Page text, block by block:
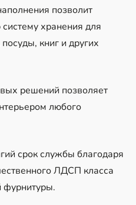
позволит
хранения для
книг и других
решений позволяет
любого
срок службы благодаря
ЛДСП класса
фурнитуры.